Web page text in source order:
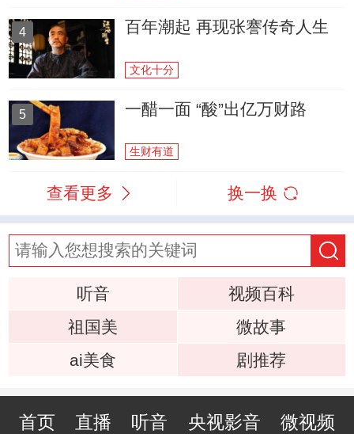
4 百年潮起 再现张謇传奇人生
文化十分
5 一醋一面 “酸”出亿万财路
生财有道
查看更多 换一换
听音
视频百科
祖国美
微故事
ai美食
剧推荐
首页 直播 听音 央视影音 微视频